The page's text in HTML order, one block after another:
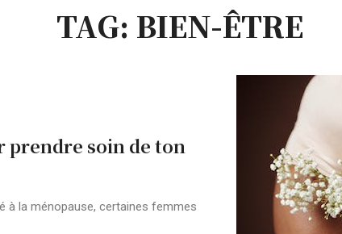
TAG: BIEN-ÊTRE
prendre soin de ton
à la ménopause, certaines femmes